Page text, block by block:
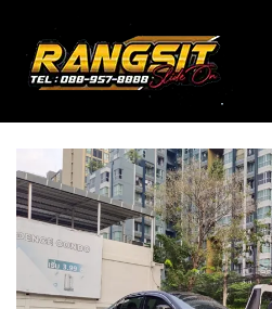
content
รถยก168 รถสไลด์รังสิต รถสไลด์ รา